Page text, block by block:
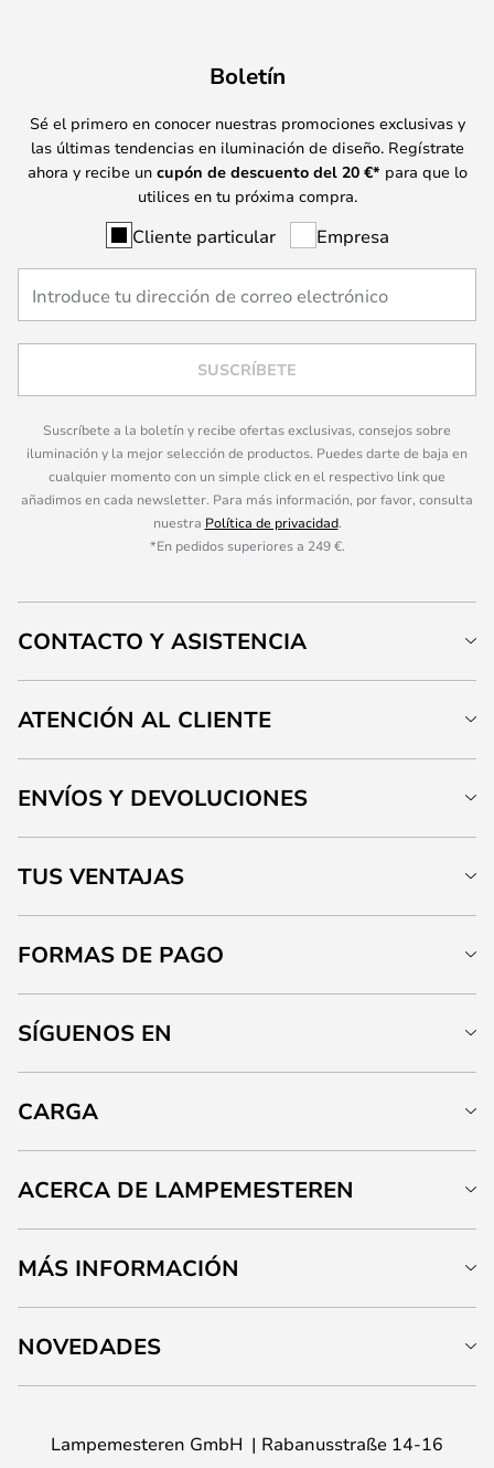
Boletín
Sé el primero en conocer nuestras promociones exclusivas y
las últimas tendencias en iluminación de diseño. Regístrate
ahora y recibe un cupón de descuento del 20 €* para que lo
utilices en tu próxima compra.
Cliente particular Empresa
SUSCRÍBETE
Suscríbete a la boletín y recibe ofertas exclusivas, consejos sobre
iluminación y la mejor selección de productos. Puedes darte de baja en
cualquier momento con un simple click en el respectivo link que
añadimos en cada newsletter. Para más información, por favor, consulta
nuestra Política de privacidad.
*En pedidos superiores a 249 €.
CONTACTO Y ASISTENCIA
ATENCIÓN AL CLIENTE
ENVÍOS Y DEVOLUCIONES
TUS VENTAJAS
FORMAS DE PAGO
SÍGUENOS EN
CARGA
ACERCA DE LAMPEMESTEREN
MÁS INFORMACIÓN
NOVEDADES
Lampemesteren GmbH
Rabanusstraße 14-16